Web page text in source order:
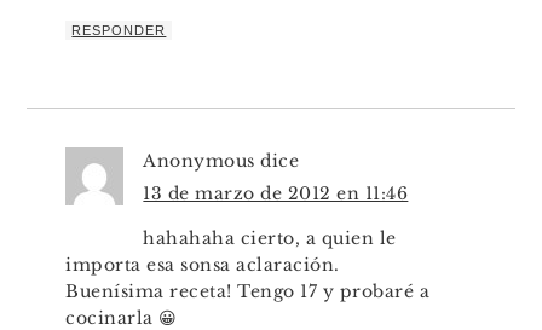
RESPONDER
Anonymous dice
13 de marzo de 2012 en 11:46
hahahaha cierto, a quien le
importa esa sonsa aclaración.
Buenísima receta! Tengo 17 y probaré a
cocinarla 😀